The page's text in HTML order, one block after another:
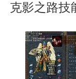
克影之路技